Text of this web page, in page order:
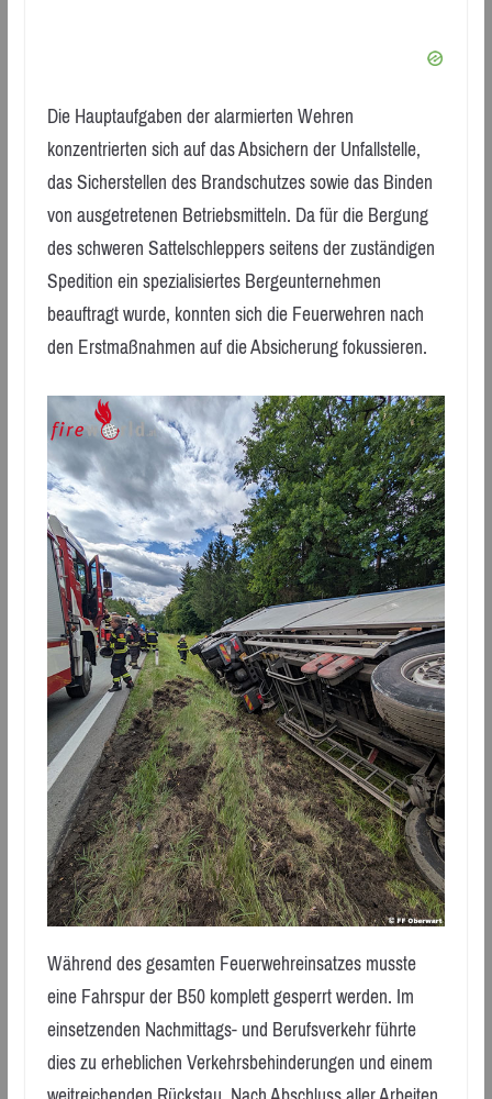
Die Hauptaufgaben der alarmierten Wehren
konzentrierten sich auf das Absichern der Unfallstelle,
das Sicherstellen des Brandschutzes sowie das Binden
von ausgetretenen Betriebsmitteln. Da für die Bergung
des schweren Sattelschleppers seitens der zuständigen
Spedition ein spezialisiertes Bergeunternehmen
beauftragt wurde, konnten sich die Feuerwehren nach
den Erstmaßnahmen auf die Absicherung fokussieren.
Während des gesamten Feuerwehreinsatzes musste
eine Fahrspur der B50 komplett gesperrt werden. Im
einsetzenden Nachmittags- und Berufsverkehr führte
dies zu erheblichen Verkehrsbehinderungen und einem